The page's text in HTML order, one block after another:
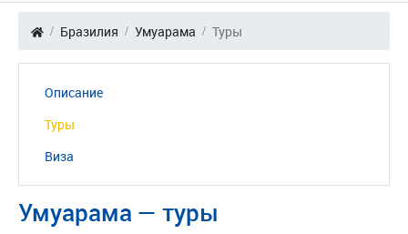
Бразилия Умуарама Туры
Описание
Туры
Виза
Умуарама — туры